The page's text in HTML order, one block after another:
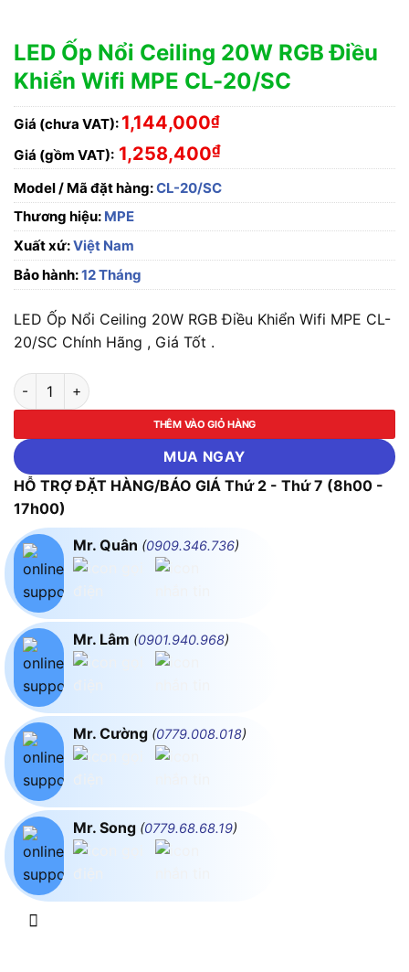
LED Ốp Nổi Ceiling 20W RGB Điều
Khiển Wifi MPE CL-20/SC
Giá (chưa VAT): 1,144,000₫
Giá (gồm VAT): 1,258,400₫
Model / Mã đặt hàng:CL-20/SC
Thương hiệu: MPE
Xuất xứ:Việt Nam
Bảo hành:12 Tháng
LED Ốp Nổi Ceiling 20W RGB Điều Khiển Wifi MPE CL-
20/SC Chính Hãng , Giá Tốt .
LED Ốp Nổi Ceiling 20W RGB Điều Khiển Wifi MPE CL-20/SC
THÊM VÀO GIỎ HÀNG
MUA NGAY
HỖ TRỢ ĐẶT HÀNG/BÁO GIÁ Thứ 2 - Thứ 7 (8h00 -
17h00)
Mr. Quân (0909.346.736)
Mr. Lâm (0901.940.968)
Mr. Cường (0779.008.018)
Mr. Song (0779.68.68.19)